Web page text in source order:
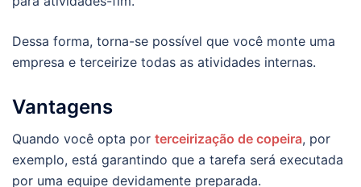
Dessa forma, torna-se possível que você monte uma
empresa e terceirize todas as atividades internas.
Vantagens
Quando você opta por terceirização de copeira, por
exemplo, está garantindo que a tarefa será executada
por uma equipe devidamente preparada.